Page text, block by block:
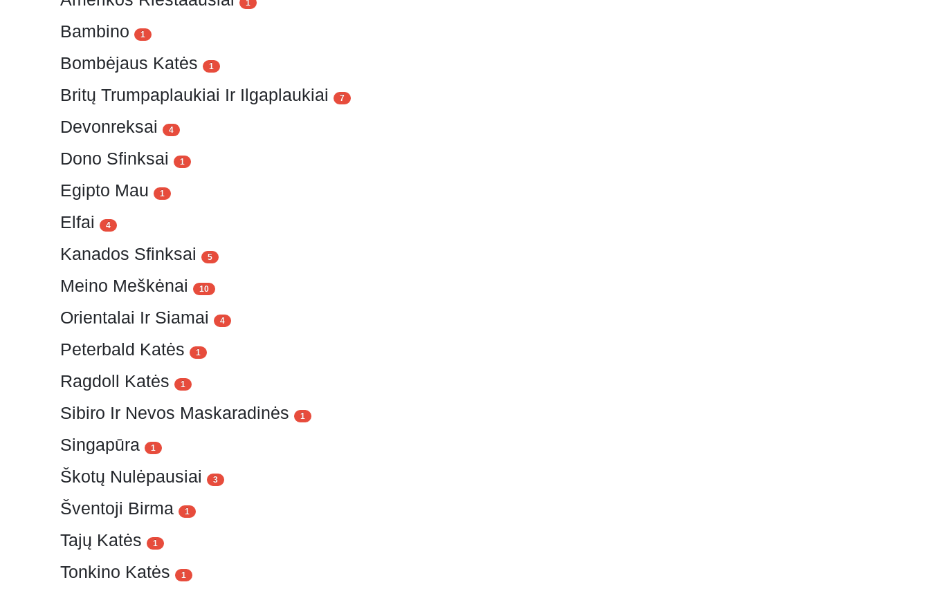
1
Bambino 1
Bombėjaus Katės 1
Britų Trumpaplaukiai Ir Ilgaplaukiai 7
Devonreksai 4
Dono Sfinksai 1
Egipto Mau 1
Elfai 4
Kanados Sfinksai 5
Meino Meškėnai 10
Orientalai Ir Siamai 4
Peterbald Katės 1
Ragdoll Katės 1
Sibiro Ir Nevos Maskaradinės 1
Singapūra 1
Škotų Nulėpausiai 3
Šventoji Birma 1
Tajų Katės 1
Tonkino Katės 1